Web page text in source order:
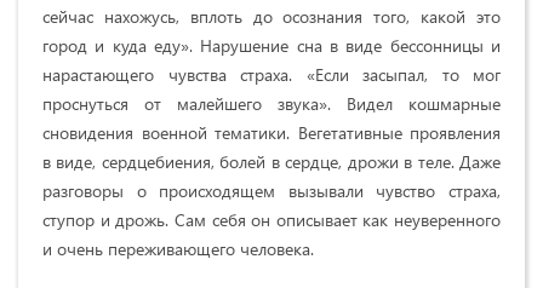
сейчас нахожусь, вплоть до осознания того, какой это
город и куда еду». Нарушение сна в виде бессонницы и
нарастающего чувства страха. «Если засыпал, то мог
проснуться от малейшего звука». Видел кошмарные
сновидения военной тематики. Вегетативные проявления
в виде, сердцебиения, болей в сердце, дрожи в теле. Даже
разговоры о происходящем вызывали чувство страха,
ступор и дрожь. Сам себя он описывает как неуверенного
и очень переживающего человека.